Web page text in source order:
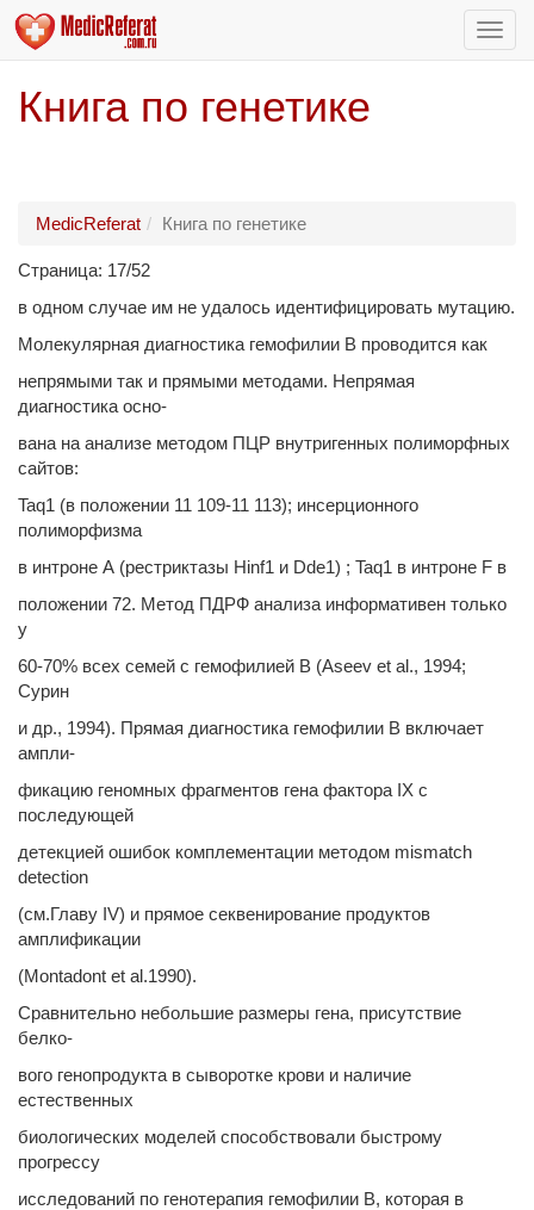
Книга по генетике
MedicReferat Книга по генетике
Страница: 17/52
в одном случае им не удалось идентифицировать мутацию.
Молекулярная диагностика гемофилии В проводится как
непрямыми так и прямыми методами. Непрямая
диагностика осно-
вана на анализе методом ПЦР внутригенных полиморфных
сайтов:
Taq1 (в положении 11 109-11 113); инсерционного
полиморфизма
в интроне А (рестриктазы Hinf1 и Dde1) ; Taq1 в интроне F в
положении 72. Метод ПДРФ анализа информативен только
у
60-70% всех семей с гемофилией В (Aseev et al., 1994;
Сурин
и др., 1994). Прямая диагностика гемофилии В включает
ампли-
фикацию геномных фрагментов гена фактора IX с
последующей
детекцией ошибок комплементации методом mismatch
detection
(см.Главу IV) и прямое секвенирование продуктов
амплификации
(Montadont et al.1990).
Сравнительно небольшие размеры гена, присутствие
белко-
вого генопродукта в сыворотке крови и наличие
естественных
биологических моделей способствовали быстрому
прогрессу
исследований по генотерапия гемофилии В, которая в